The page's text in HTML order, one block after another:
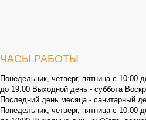
ЧАСЫ РАБОТЫ
Понедельник, четверг, пятница с 10:00
до 19:00 Выходной день - суббота
Последний день месяца - санитарный
Понедельник, четверг, пятница с 10:00